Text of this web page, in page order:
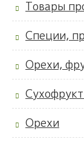
Товары
Специи,
Орехи,
Орехи